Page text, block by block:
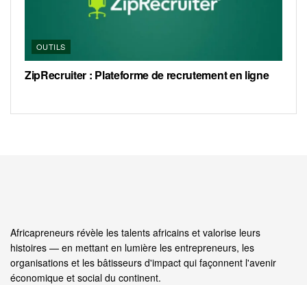
OUTILS
ZipRecruiter : Plateforme de recrutement en ligne
Africapreneurs révèle les talents africains et valorise leurs
histoires — en mettant en lumière les entrepreneurs, les
organisations et les bâtisseurs d'impact qui façonnent l'avenir
économique et social du continent.